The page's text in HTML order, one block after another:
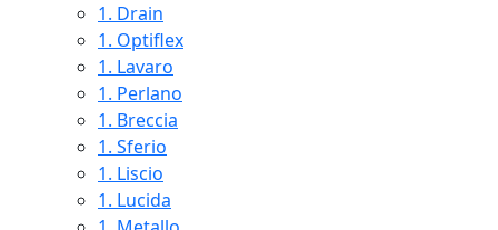
1. Drain
1. Optiflex
1. Lavaro
1. Perlano
1. Breccia
1. Sferio
1. Liscio
1. Lucida